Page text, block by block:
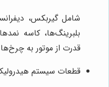
شامل گیربکس،
بلبرینگ‌ها، کاسه
قدرت از موتور به
قطعات سیستم